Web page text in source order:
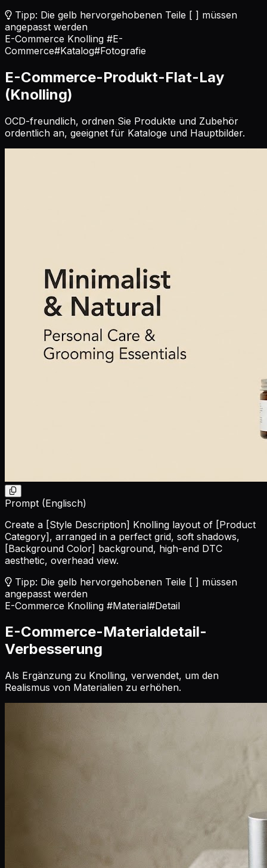
Tipp: Die gelb hervorgehobenen Teile [ ] müssen
angepasst werden
E-Commerce Knolling #E-
Commerce#Katalog#Fotografie
E-Commerce-Produkt-Flat-Lay
(Knolling)
OCD-freundlich, ordnen Sie Produkte und Zubehör
ordentlich an, geeignet für Kataloge und Hauptbilder.
Prompt (Englisch)
Create a [Style Description] Knolling layout of [Product
Category], arranged in a perfect grid, soft shadows,
[Background Color] background, high-end DTC
aesthetic, overhead view.
Tipp: Die gelb hervorgehobenen Teile [ ] müssen
angepasst werden
E-Commerce Knolling #Material#Detail
E-Commerce-Materialdetail-
Verbesserung
Als Ergänzung zu Knolling, verwendet, um den
Realismus von Materialien zu erhöhen.